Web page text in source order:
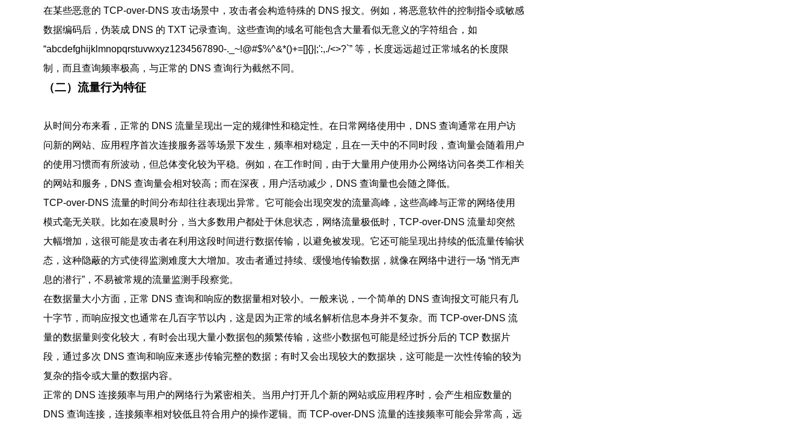
在某些恶意的 TCP-over-DNS 攻击场景中，攻击者会构造特殊的 DNS 报文。例如，将恶意软件的控制指令或敏感
数据编码后，伪装成 DNS 的 TXT 记录查询。这些查询的域名可能包含大量看似无意义的字符组合，如
“abcdefghijklmnopqrstuvwxyz1234567890-._~!@#$%^&*()+=[]{}|;':,./<>?`” 等，长度远远超过正常域名的长度限
制，而且查询频率极高，与正常的 DNS 查询行为截然不同。
（二）流量行为特征
从时间分布来看，正常的 DNS 流量呈现出一定的规律性和稳定性。在日常网络使用中，DNS 查询通常在用户访
问新的网站、应用程序首次连接服务器等场景下发生，频率相对稳定，且在一天中的不同时段，查询量会随着用户
的使用习惯而有所波动，但总体变化较为平稳。例如，在工作时间，由于大量用户使用办公网络访问各类工作相关
的网站和服务，DNS 查询量会相对较高；而在深夜，用户活动减少，DNS 查询量也会随之降低。
TCP-over-DNS 流量的时间分布却往往表现出异常。它可能会出现突发的流量高峰，这些高峰与正常的网络使用
模式毫无关联。比如在凌晨时分，当大多数用户都处于休息状态，网络流量极低时，TCP-over-DNS 流量却突然
大幅增加，这很可能是攻击者在利用这段时间进行数据传输，以避免被发现。它还可能呈现出持续的低流量传输状
态，这种隐蔽的方式使得监测难度大大增加。攻击者通过持续、缓慢地传输数据，就像在网络中进行一场 “悄无声
息的潜行”，不易被常规的流量监测手段察觉。
在数据量大小方面，正常 DNS 查询和响应的数据量相对较小。一般来说，一个简单的 DNS 查询报文可能只有几
十字节，而响应报文也通常在几百字节以内，这是因为正常的域名解析信息本身并不复杂。而 TCP-over-DNS 流
量的数据量则变化较大，有时会出现大量小数据包的频繁传输，这些小数据包可能是经过拆分后的 TCP 数据片
段，通过多次 DNS 查询和响应来逐步传输完整的数据；有时又会出现较大的数据块，这可能是一次性传输的较为
复杂的指令或大量的数据内容。
正常的 DNS 连接频率与用户的网络行为紧密相关。当用户打开几个新的网站或应用程序时，会产生相应数量的
DNS 查询连接，连接频率相对较低且符合用户的操作逻辑。而 TCP-over-DNS 流量的连接频率可能会异常高，远